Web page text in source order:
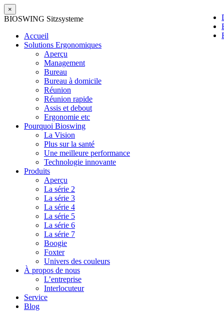
×
BIOSWING Sitzsysteme
Accueil
Solutions Ergonomiques
Aperçu
Management
Bureau
Bureau à domicile
Réunion
Réunion rapide
Assis et debout
Ergonomie etc
Pourquoi Bioswing
La Vision
Plus sur la santé
Une meilleure performance
Technologie innovante
Produits
Aperçu
La série 2
La série 3
La série 4
La série 5
La série 6
La série 7
Boogie
Foxter
Univers des couleurs
À propos de nous
L’entreprise
Interlocuteur
Service
Blog